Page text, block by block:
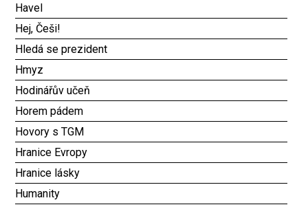
Havel
Hej, Češi!
Hledá se prezident
Hmyz
Hodinářův učeň
Horem pádem
Hovory s TGM
Hranice Evropy
Hranice lásky
Humanity